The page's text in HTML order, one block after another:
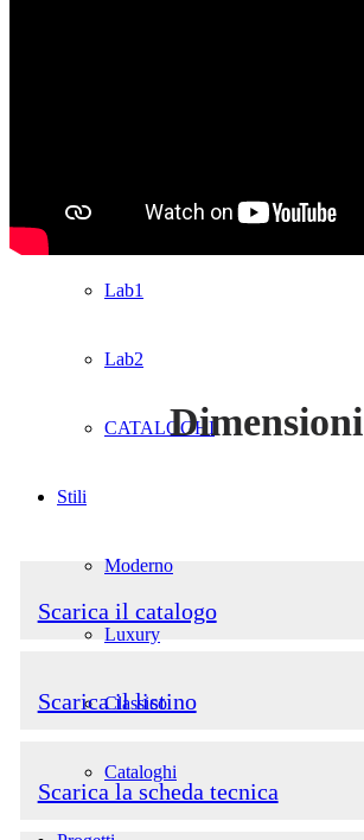
Classico
Lab1
Lab2
CATALOGHI
Stili
Moderno
Luxury
Classico
Cataloghi
Dimensioni
Scarica il catalogo
Scarica il listino
Scarica la scheda tecnica